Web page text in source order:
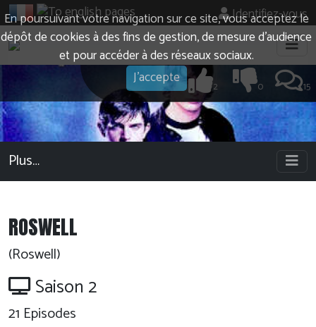
En poursuivant votre navigation sur ce site, vous acceptez le
dépôt de cookies à des fins de gestion, de mesure d’audience
et pour accéder à des réseaux sociaux.
J'accepte
Identifiez-vous
15
0
2
Plus…
ROSWELL
(Roswell)
Saison 2
21 Episodes